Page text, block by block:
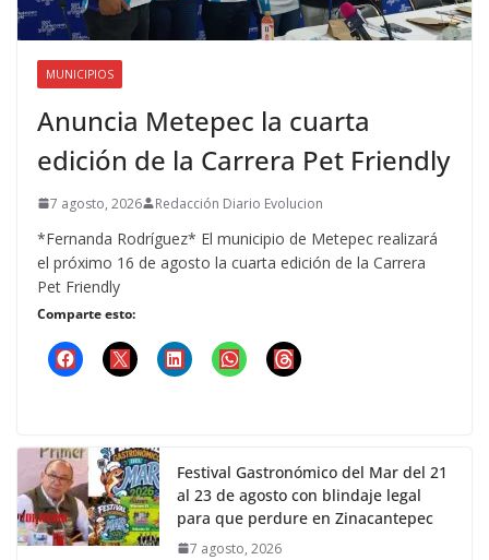
MUNICIPIOS
Anuncia Metepec la cuarta
edición de la Carrera Pet Friendly
7 agosto, 2026 Redacción Diario Evolucion
*Fernanda Rodríguez* El municipio de Metepec realizará
el próximo 16 de agosto la cuarta edición de la Carrera
Pet Friendly
Comparte esto:
Festival Gastronómico del Mar del 21
al 23 de agosto con blindaje legal
para que perdure en Zinacantepec
7 agosto, 2026